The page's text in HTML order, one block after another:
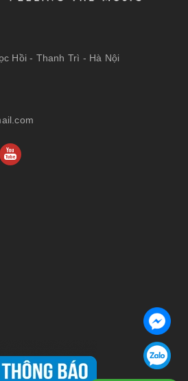
Hồi - Thanh Trì - Hà Nội